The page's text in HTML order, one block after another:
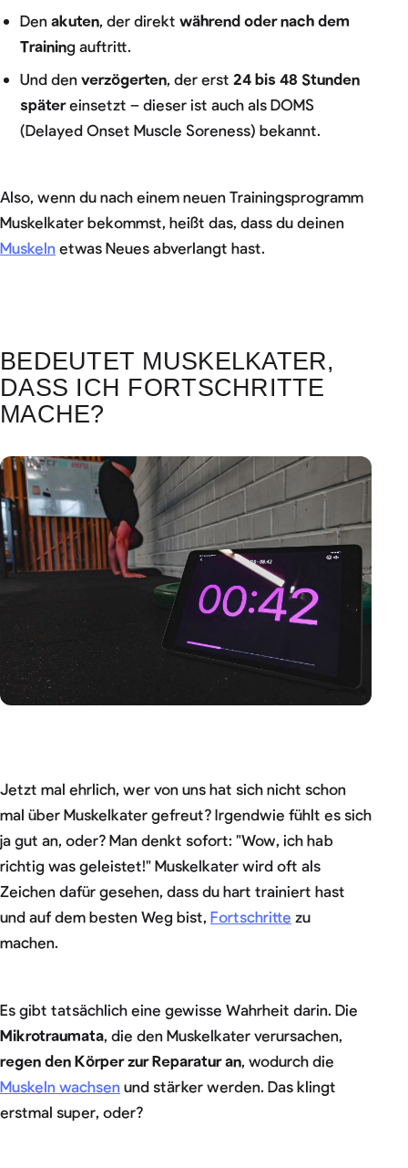
Denakuten, der direktwährend oder nach dem
Training auftritt.
Und denverzögerten, der erst24 bis 48 Stunden
spätereinsetzt – dieser ist auch als DOMS
(Delayed Onset Muscle Soreness) bekannt.
Also, wenn du nach einem neuen Trainingsprogramm
Muskelkater bekommst, heißt das, dass du deinen
Muskeln etwas Neues abverlangt hast.
BEDEUTET MUSKELKATER,
DASS ICH FORTSCHRITTE
MACHE?
Jetzt mal ehrlich, wer von uns hat sich nicht schon
mal über Muskelkater gefreut? Irgendwie fühlt es sich
ja gut an, oder? Man denkt sofort: "Wow, ich hab
richtig was geleistet!" Muskelkater wird oft als
Zeichen dafür gesehen, dass du hart trainiert hast
und auf dem besten Weg bist, Fortschritte zu
machen.
Es gibt tatsächlich eine gewisse Wahrheit darin. Die
Mikrotraumata, die den Muskelkater verursachen,
regen den Körper zur Reparatur an, wodurch die
Muskeln wachsen und stärker werden. Das klingt
erstmal super, oder?